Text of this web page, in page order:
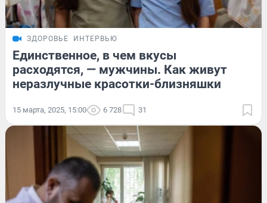
ЗДОРОВЬЕ ИНТЕРВЬЮ
Единственное, в чем вкусы
расходятся, — мужчины. Как живут
неразлучные красотки-близняшки
15 марта, 2025, 15:00 6 728 31